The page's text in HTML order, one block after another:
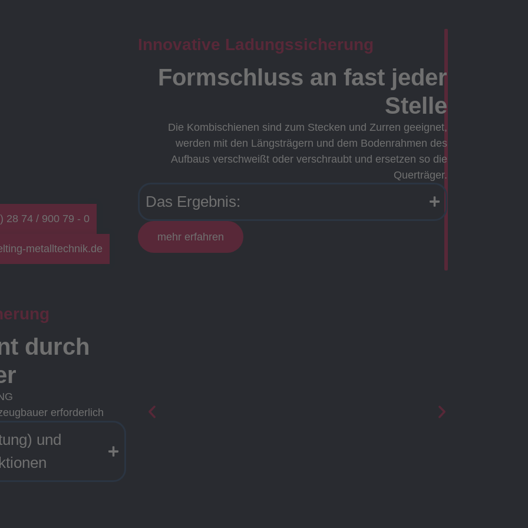
Innovative Ladungssicherung
Formschluss an fast jeder
Stelle
Die Kombischienen sind zum Stecken und Zurren geeignet,
werden mit den Längsträgern und dem Bodenrahmen des
Aufbaus verschweißt oder verschraubt und ersetzen so die
Querträger.
Das Ergebnis:
mehr erfahren
durch
erforderlich
und
28 74 / 900 79 - 0
metalltechnik.de